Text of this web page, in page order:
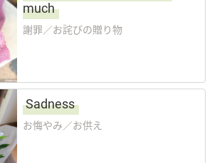
注文方法・送料など
初めてのお客様
プライバシーポリシー
facebook
much
謝罪／お詫びの贈り物
Sadness
お悔やみ／お供え